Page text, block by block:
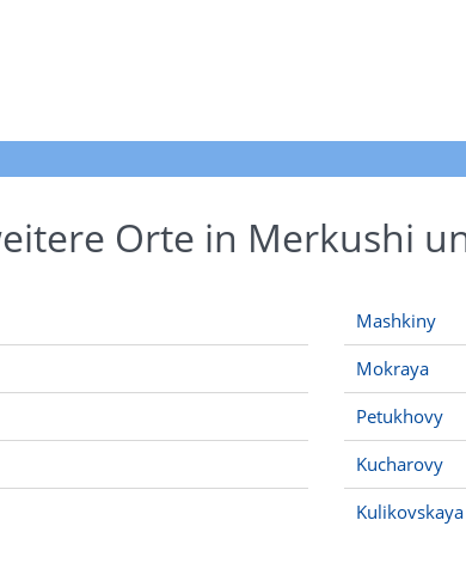
Orte in Merkushi
Mashkiny
Mokraya
Petukhovy
Kucharovy
Kulikovskaya